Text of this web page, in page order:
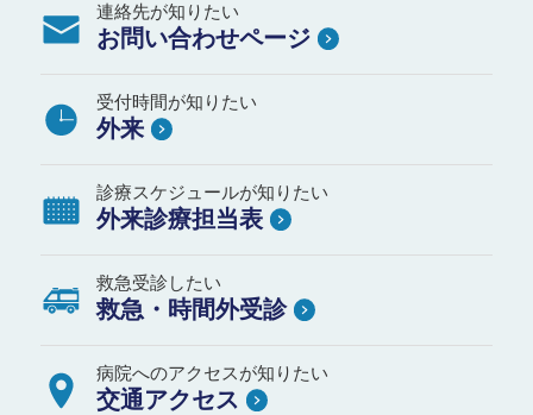
連絡先が知りたい
お問い合わせページ
受付時間が知りたい
外来
診療スケジュールが知りたい
外来診療担当表
救急受診したい
救急・時間外受診
病院へのアクセスが知りたい
交通アクセス